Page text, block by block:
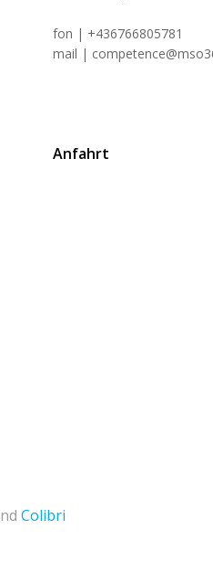
fon | +436766805781
mail |
Anfahrt
Colibri